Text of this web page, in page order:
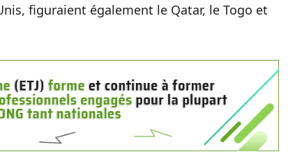
figuraient également le Qatar, le Togo et